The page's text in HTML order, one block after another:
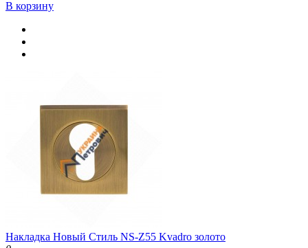
В корзину
Накладка Новый Стиль NS-Z55 Kvadro золото